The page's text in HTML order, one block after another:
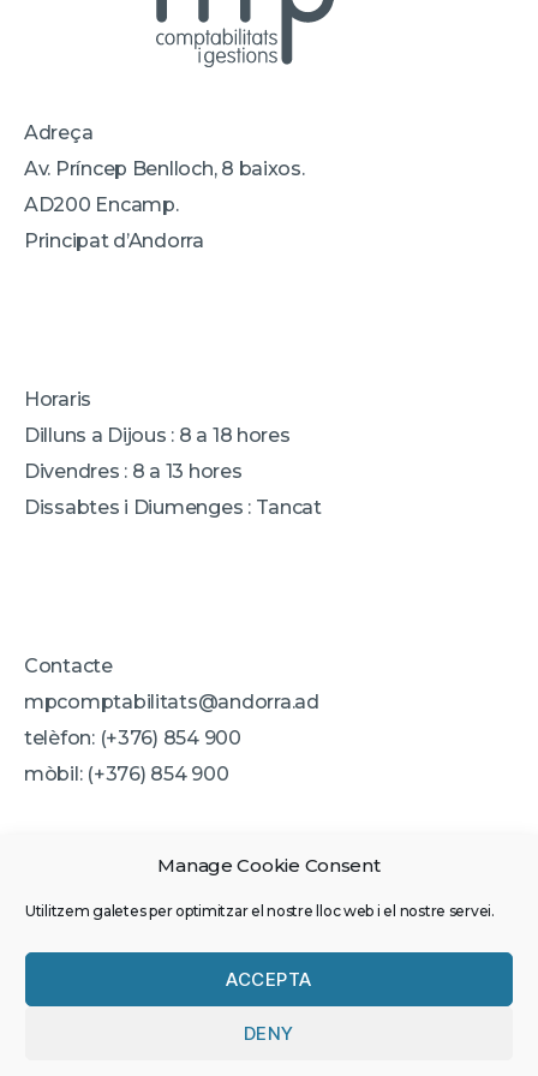
Manage Cookie Consent
Utilitzem galetes per optimitzar el nostre lloc web i el nostre servei.
ACCEPTA
DENY
Adreça
Av. Príncep Benlloch, 8 baixos.
AD200 Encamp.
Principat d’Andorra
Horaris
Dilluns a Dijous : 8 a 18 hores
Divendres : 8 a 13 hores
Dissabtes i Diumenges : Tancat
Contacte
mpcomptabilitats@andorra.ad
telèfon: (+376) 854 900
mòbil: (+376) 854 900
Assessorament comptable, fiscal i
empresarial
Privacy Policy